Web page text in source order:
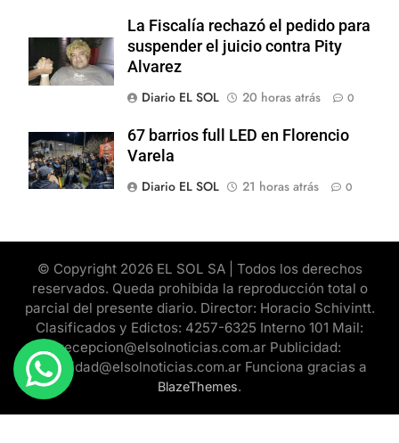
La Fiscalía rechazó el pedido para
suspender el juicio contra Pity
Alvarez
Diario EL SOL
20 horas atrás 0
67 barrios full LED en Florencio
Varela
Diario EL SOL
21 horas atrás 0
© Copyright 2026 EL SOL SA | Todos los derechos
reservados. Queda prohibida la reproducción total o
parcial del presente diario. Director: Horacio Schivintt.
Clasificados y Edictos: 4257-6325 Interno 101 Mail:
recepcion@elsolnoticias.com.ar Publicidad:
publicidad@elsolnoticias.com.ar Funciona gracias a
BlazeThemes.